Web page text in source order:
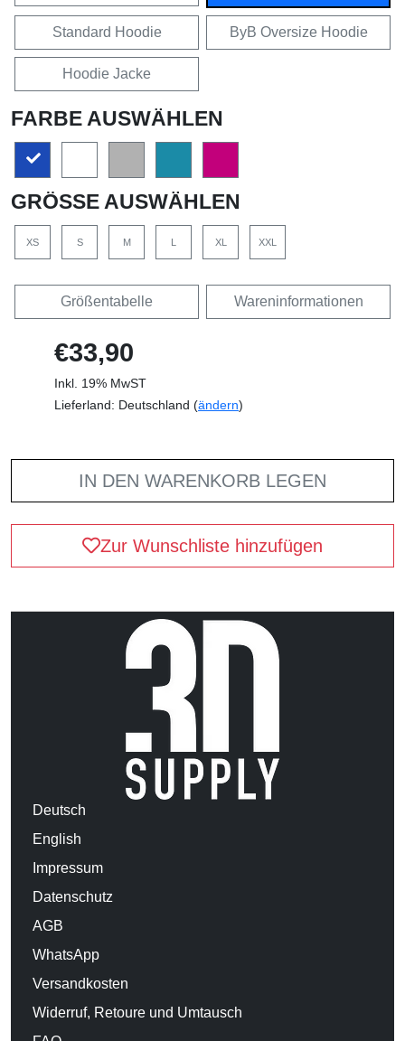
Standard Hoodie ByB Oversize Hoodie
Hoodie Jacke
FARBE AUSWÄHLEN
GRÖSSE AUSWÄHLEN
XS S M L XL XXL
Größentabelle Wareninformationen
€33,90
Inkl. 19% MwST
Lieferland: Deutschland (ändern)
IN DEN WARENKORB LEGEN
Zur Wunschliste hinzufügen
Deutsch
English
Impressum
Datenschutz
AGB
WhatsApp
Versandkosten
Widerruf, Retoure und Umtausch